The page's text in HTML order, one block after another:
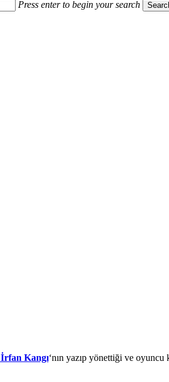
Press enter to begin your search
İrfan Kangı‘nın yazıp yönettiği ve